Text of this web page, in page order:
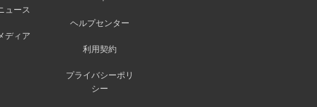
ュース
ディア
ヘルプセンター
利用契約
プライバシーポリ
シー